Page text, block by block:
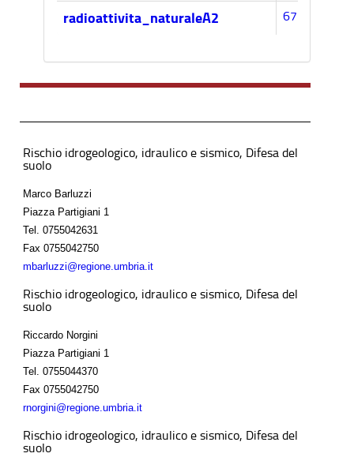
radioattivita_naturaleA2 675k
Rischio idrogeologico, idraulico e sismico, Difesa del
suolo
Marco Barluzzi
Piazza Partigiani 1
Tel. 0755042631
Fax 0755042750
mbarluzzi@regione.umbria.it
Rischio idrogeologico, idraulico e sismico, Difesa del
suolo
Riccardo Norgini
Piazza Partigiani 1
Tel. 0755044370
Fax 0755042750
rnorgini@regione.umbria.it
Rischio idrogeologico, idraulico e sismico, Difesa del
suolo